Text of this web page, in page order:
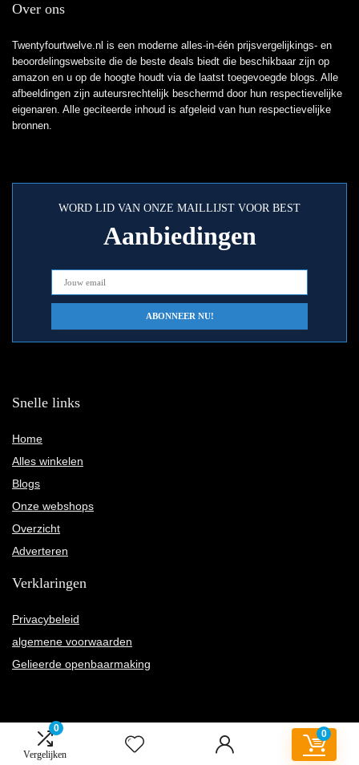
0
Vergelijken
0
Over ons
Twentyfourtwelve.nl is een moderne alles-in-één prijsvergelijkings- en
beoordelingswebsite die de beste deals biedt die beschikbaar zijn op
amazon en u op de hoogte houdt via de laatst toegevoegde blogs. Alle
afbeeldingen zijn auteursrechtelijk beschermd door hun respectievelijke
eigenaren. Alle geciteerde inhoud is afgeleid van hun respectievelijke
bronnen.
WORD LID VAN ONZE MAILLIJST VOOR BEST
Aanbiedingen
Snelle links
Home
Alles winkelen
Blogs
Onze webshops
Overzicht
Adverteren
Verklaringen
Privacybeleid
algemene voorwaarden
Gelieerde openbaarmaking
2022 © Twentyfourtwelve.nl Alle rechten voorbehouden